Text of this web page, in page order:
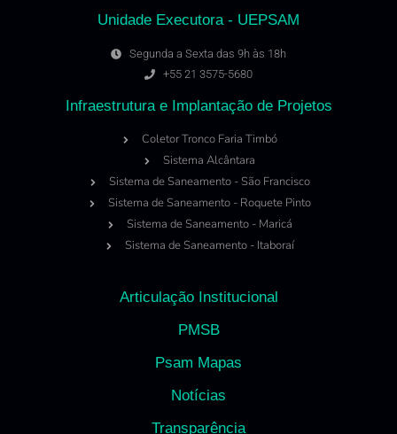
Unidade Executora - UEPSAM
Segunda a Sexta das 9h às 18h
+55 21 3575-5680
Infraestrutura e Implantação de Projetos
Coletor Tronco Faria Timbó
Sistema Alcântara
Sistema de Saneamento - São Francisco
Sistema de Saneamento - Roquete Pinto
Sistema de Saneamento - Maricá
Sistema de Saneamento - Itaboraí
Articulação Institucional
PMSB
Psam Mapas
Notícias
Transparência